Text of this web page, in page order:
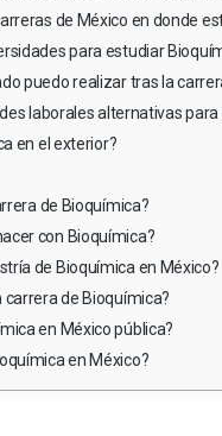
de México en donde
para estudiar
puedo realizar tras la
laborales alternativas
en el exterior?
de Bioquímica?
con Bioquímica?
de Bioquímica en México?
de Bioquímica?
en México pública?
en México?